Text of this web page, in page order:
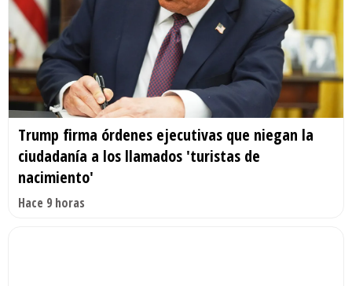
Trump firma órdenes ejecutivas que niegan la
ciudadanía a los llamados 'turistas de
nacimiento'
Hace 9 horas